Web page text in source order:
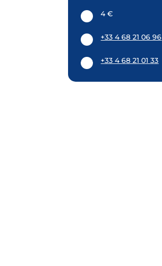
4 €
+33 4 68 21 06 96
+33 4 68 21 01 33